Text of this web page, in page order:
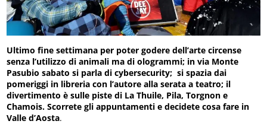
Ultimo fine settimana per poter godere dell’arte circense
senza l’utilizzo di animali ma di ologrammi; in via Monte
Pasubio sabato si parla di cybersecurity; si spazia dai
pomeriggi in libreria con l’autore alla serata a teatro; il
divertimento è sulle piste di La Thuile, Pila, Torgnon e
Chamois. Scorrete gli appuntamenti e decidete cosa fare in
Valle d’Aosta.